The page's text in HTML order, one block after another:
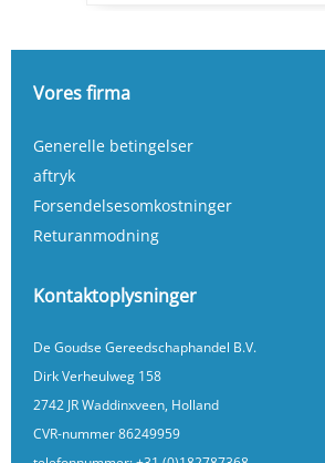
Vores firma
Generelle betingelser
aftryk
Forsendelsesomkostninger
Returanmodning
Kontaktoplysninger
De Goudse Gereedschaphandel B.V.
Dirk Verheulweg 158
2742 JR Waddinxveen, Holland
CVR-nummer 86249959